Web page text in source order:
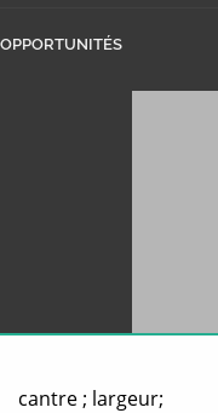
OPPORTUNITÉS
cantre ; largeur;